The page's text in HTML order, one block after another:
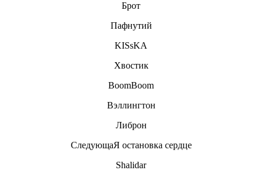
Брот
Пафнутий
KISsKA
Хвостик
BoomBoom
Вэллингтон
Либрон
СледующаЯ остановка сердце
Shalidar